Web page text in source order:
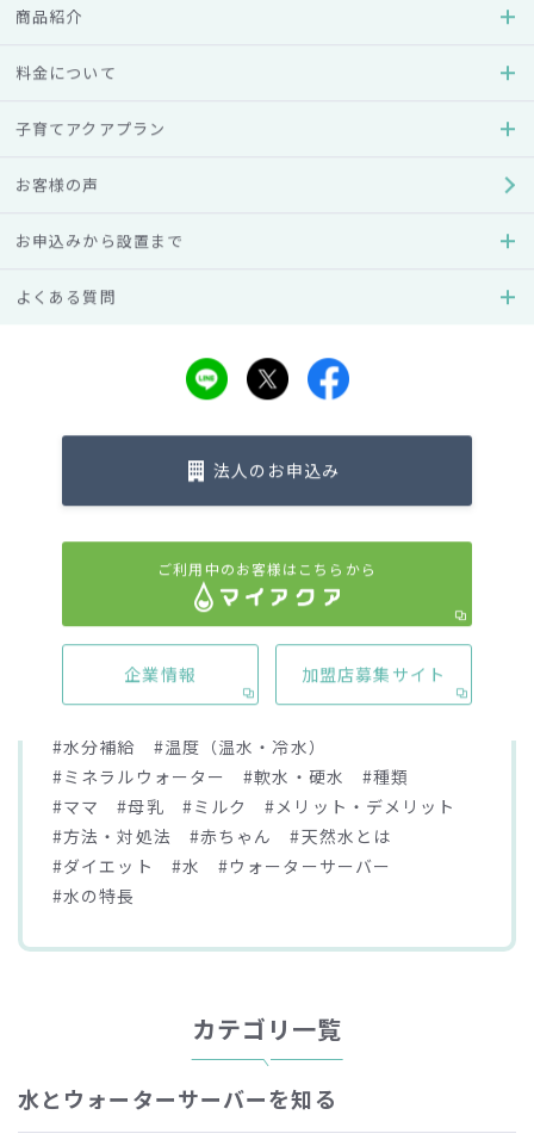
ウォーターサーバー百科事典
白湯作りが簡単！作る際
#白湯
#温度（温水・冷水）
キーワード
#離乳食 #妊婦 #保管（置き場所）
#ボトル
#使い方 #原因
#選び方
#水分補給
#温度（温水・冷水）
#ミネラルウォーター
#軟水・硬水
#種類
#ママ
#母乳 #ミルク
#メリット・デメリット
#方法・対処法
#赤ちゃん
#天然水とは
#ダイエット
#水
#ウォーターサーバー
#水の特長
カテゴリ一覧
水とウォーターサーバーを知る
商品紹介
料金について
子育てアクアプラン
お客様の声
お申込みから設置まで
よくある質問
法人のお申込み
ご利用中のお客様はこちらから
企業情報 加盟店募集サイト